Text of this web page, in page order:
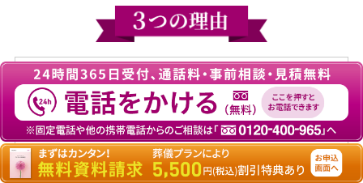
高品質・安心価格の
セットプラン
企業理念である「お客さま第一」に徹し、ご要
望に応えるプランをイオン価格でご用意してお
ります